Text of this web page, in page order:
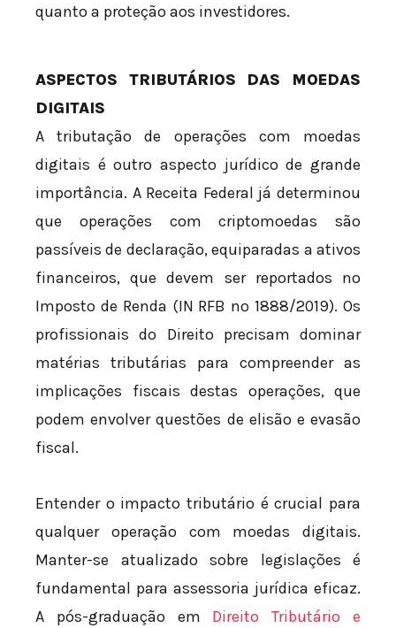
quanto a proteção aos investidores.
ASPECTOS TRIBUTÁRIOS DAS MOEDAS
DIGITAIS
A tributação de operações com moedas
digitais é outro aspecto jurídico de grande
importância. A Receita Federal já determinou
que operações com criptomoedas são
passíveis de declaração, equiparadas a ativos
financeiros, que devem ser reportados no
Imposto de Renda (IN RFB nº 1888/2019). Os
profissionais do Direito precisam dominar
matérias tributárias para compreender as
implicações fiscais destas operações, que
podem envolver questões de elisão e evasão
fiscal.
Entender o impacto tributário é crucial para
qualquer operação com moedas digitais.
Manter-se atualizado sobre legislações é
fundamental para assessoria jurídica eficaz.
A pós-graduação em Direito Tributário e